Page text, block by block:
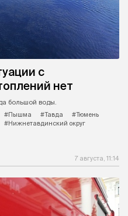
с
нет
большой воды.
#Пышма #Тавда
#Тюмень
#Нижнетавдинский округ
7 августа, 11:14